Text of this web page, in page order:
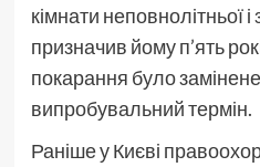
кімнати неповнолітньої і
призначив йому п’ять
покарання було
випробувальний термін.
Раніше у Києві